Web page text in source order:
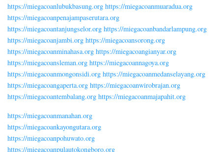
https://miegacoanlubukbasung.org https://miegacoanmuaradua.org
https://miegacoanpenajampaserutara.org
https://miegacoantanjungselor.org https://miegacoanbandarlampung.org
https://miegacoanjambi.org https://miegacoansorong.org
https://miegacoanminahasa.org https://miegacoangianyar.org
https://miegacoansleman.org https://miegacoannagoya.org
https://miegacoanmongonsidi.org https://miegacoanmedanselayang.org
https://miegacoangaperta.org https://miegacoanwirobrajan.org
https://miegacoantembalang.org https://miegacoanmajapahit.org
https://miegacoanmanahan.org
https://miegacoankayongutara.org
https://miegacoanpohuwato.org
https://miegacoanpulautokongboro.org